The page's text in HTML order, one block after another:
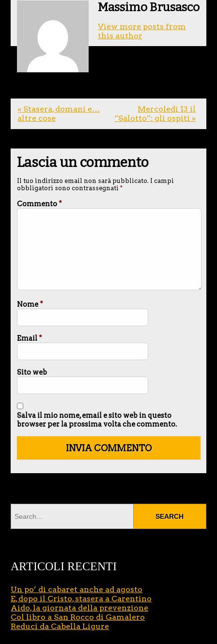
Massimo Brusasco
View more posts from
this author
« Stasera, domani e…
altre cose
Mercoledì 13 il
“Salotto”: gli ospiti »
Lascia un commento
Il tuo indirizzo email non sarà pubblicato. I campi
obbligatori sono contrassegnati *
Commento*
Nome*
Email*
Sito web
Salva il mio nome, email e sito web in questo
browser per la prossima volta che commento.
ARTICOLI RECENTI
Un po’ di cabaret anche ad agosto
E, dopo il Cristo, stasera a Carentino
Aido, la giornata della prevenzione
Col libro a San Rocco di Gamalero
Reduci da Cabella Ligure